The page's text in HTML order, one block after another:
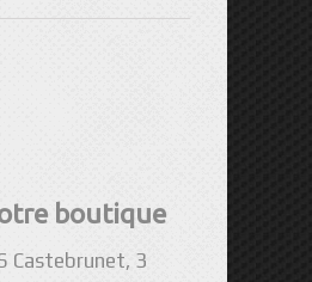
boutique
Castebrunet, 3